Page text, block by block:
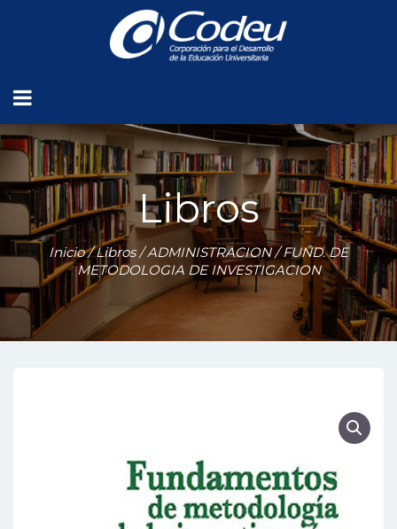
Libros
Inicio/Libros/ADMINISTRACION/ FUND. DE
METODOLOGIA DE INVESTIGACION